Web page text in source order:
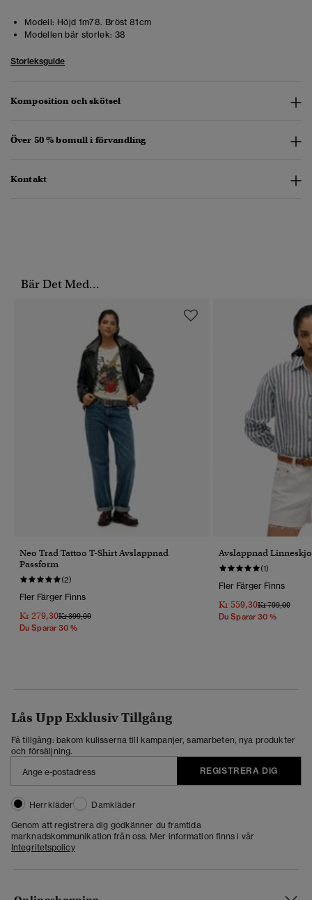
Modell: Höjd 1m78. Bröst 81cm
Modellen bär storlek: 38
Storleksguide
Komposition och skötsel
Över 50 % bomull i förvandling
Kontakt
Bär Det Med...
Neo Trad Tattoo T-Shirt Avslappnad
Passform
(2)
Fler Färger Finns
Kr 279,30Pris Reducerat Från
Kr 399,00Till
Du Sparar 30 %
Avslappnad
(1)
Fler Färger Finns
Kr 559,30Pris Reducerat
Kr 799,00Till
Du Sparar 30 %
Lås Upp Exklusiv Tillgång
Få tillgång: bakom kulisserna till kampanjer, samarbeten, nya produkter
och försäljning.
REGISTRERA DIG
Herrkläder
Damkläder
Genom att registrera dig godkänner du framtida
marknadskommunikation från oss. Mer information finns i vår
Integritetspolicy